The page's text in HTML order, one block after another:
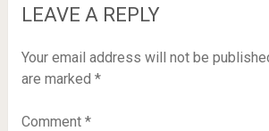
LEAVE A REPLY
Your email address will not be
are marked *
Comment *